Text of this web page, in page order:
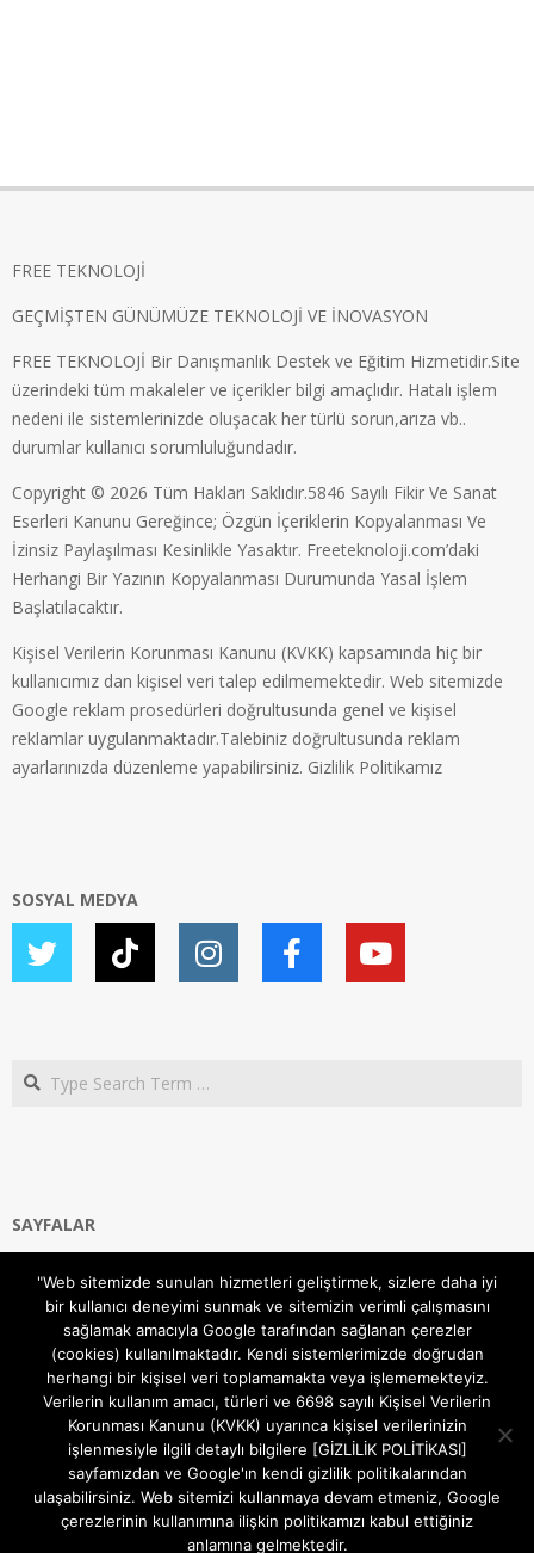
FREE TEKNOLOJİ
GEÇMİŞTEN GÜNÜMÜZE TEKNOLOJİ VE İNOVASYON
FREE TEKNOLOJİ Bir Danışmanlık Destek ve Eğitim Hizmetidir.Site
üzerindeki tüm makaleler ve içerikler bilgi amaçlıdır. Hatalı işlem
nedeni ile sistemlerinizde oluşacak her türlü sorun,arıza vb..
durumlar kullanıcı sorumluluğundadır.
Copyright © 2026 Tüm Hakları Saklıdır.5846 Sayılı Fikir Ve Sanat
Eserleri Kanunu Gereğince; Özgün İçeriklerin Kopyalanması Ve
İzinsiz Paylaşılması Kesinlikle Yasaktır. Freeteknoloji.com’daki
Herhangi Bir Yazının Kopyalanması Durumunda Yasal İşlem
Başlatılacaktır.
Kişisel Verilerin Korunması Kanunu (KVKK) kapsamında hiç bir
kullanıcımız dan kişisel veri talep edilmemektedir. Web sitemizde
Google reklam prosedürleri doğrultusunda genel ve kişisel
reklamlar uygulanmaktadır.Talebiniz doğrultusunda reklam
ayarlarınızda düzenleme yapabilirsiniz. Gizlilik Politikamız
SOSYAL MEDYA
Search
SAYFALAR
Gizlilik ve Çerezler (Cookies) Politikası
Hakkımızda
İletişim Kanalları
MODEM KURULUM
TEKNİK DESTEK
TELEVİZYON SİSTEMLERİ
"Web sitemizde sunulan hizmetleri geliştirmek, sizlere daha iyi
bir kullanıcı deneyimi sunmak ve sitemizin verimli çalışmasını
sağlamak amacıyla Google tarafından sağlanan çerezler
(cookies) kullanılmaktadır. Kendi sistemlerimizde doğrudan
herhangi bir kişisel veri toplamamakta veya işlememekteyiz.
Verilerin kullanım amacı, türleri ve 6698 sayılı Kişisel Verilerin
Korunması Kanunu (KVKK) uyarınca kişisel verilerinizin
işlenmesiyle ilgili detaylı bilgilere [GİZLİLİK POLİTİKASI]
sayfamızdan ve Google'ın kendi gizlilik politikalarından
ulaşabilirsiniz. Web sitemizi kullanmaya devam etmeniz, Google
çerezlerinin kullanımına ilişkin politikamızı kabul ettiğiniz
anlamına gelmektedir.